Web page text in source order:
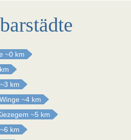
~0 km
~3 km
~4 km
~5 km
~6 km